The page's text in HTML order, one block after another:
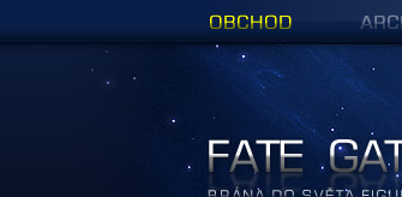
Figurky a sošky | Fate Gate